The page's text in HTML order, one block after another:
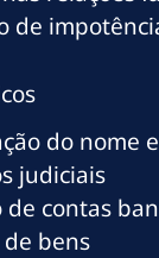
de
do nome
judiciais
de contas
bens